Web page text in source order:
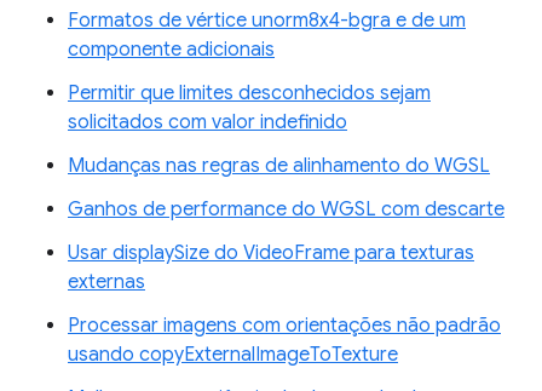
Formatos de vértice unorm8x4-bgra e de um
componente adicionais
Permitir que limites desconhecidos sejam
solicitados com valor indefinido
Mudanças nas regras de alinhamento do WGSL
Ganhos de performance do WGSL com descarte
Usar displaySize do VideoFrame para texturas
externas
Processar imagens com orientações não padrão
usando copyExternalImageToTexture